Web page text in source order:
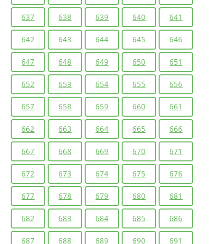
637 638 639 640 641
642 643 644 645 646
647 648 649 650 651
652 653 654 655 656
657 658 659 660 661
662 663 664 665 666
667 668 669 670 671
672 673 674 675 676
677 678 679 680 681
682 683 684 685 686
687 688 689 690 691